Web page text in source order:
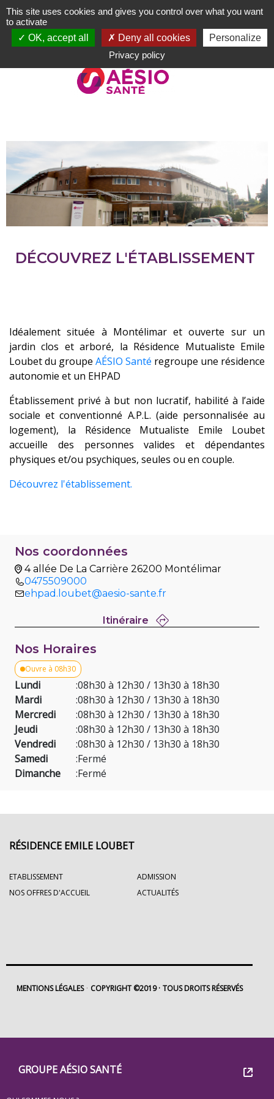
Aller
au
contenu
DÉCOUVREZ L'ÉTABLISSEMENT
Idéalement située à Montélimar et ouverte sur un
jardin clos et arboré, la Résidence Mutualiste Emile
Loubet du groupe AÉSIO Santé regroupe une résidence
autonomie et un EHPAD
Établissement privé à but non lucratif, habilité à l’aide
sociale et conventionné A.P.L. (aide personnalisée au
logement), la Résidence Mutualiste Emile Loubet
accueille des personnes valides et dépendantes
physiques et/ou psychiques, seules ou en couple.
Découvrez l'établissement.
Nos coordonnées
4 allée De La Carrière 26200 Montélimar
0475509000
ehpad.loubet@aesio-sante.fr
Itinéraire
Nos Horaires
Ouvre à 08h30
Lundi :08h30 à 12h30 / 13h30 à 18h30
Mardi
:08h30 à 12h30 / 13h30 à 18h30
Mercredi
:08h30 à 12h30 / 13h30 à 18h30
Jeudi
:08h30 à 12h30 / 13h30 à 18h30
Vendredi
:08h30 à 12h30 / 13h30 à 18h30
Samedi
:Fermé
Dimanche
:Fermé
Groupe
Eovi
GROUPE AÉSIO SANTÉ
RÉSIDENCE EMILE LOUBET
ETABLISSEMENT
ADMISSION
NOS OFFRES D'ACCUEIL
ACTUALITÉS
MENTIONS LÉGALES COPYRIGHT ©2019 TOUS DROITS RÉSERVÉS
This site uses cookies and gives you control over what you want
to activate
OK, accept all
Deny all cookies
Personalize
Privacy policy